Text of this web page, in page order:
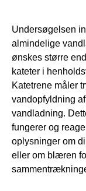
Undersøgelsen
almindelige
ønskes større
kateter i
Katetrene måler
vandopfyldning
vandladning.
fungerer og
oplysninger om
eller om blæren